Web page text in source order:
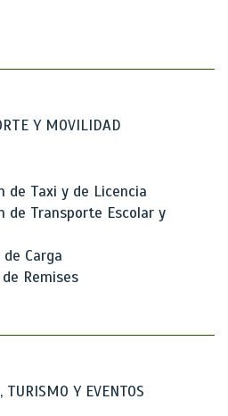
Y MOVILIDAD
de Taxi y de Licencia
de Transporte Escolar y
Carga
Remises
TURISMO Y EVENTOS